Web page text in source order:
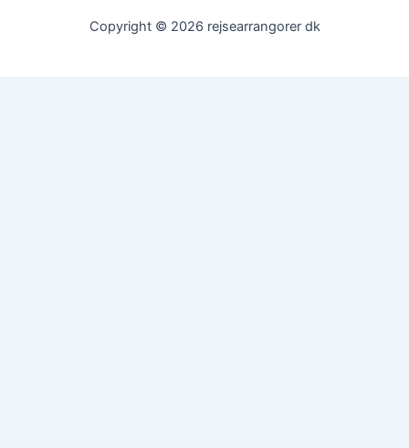
Copyright © 2026 rejsearrangorer dk